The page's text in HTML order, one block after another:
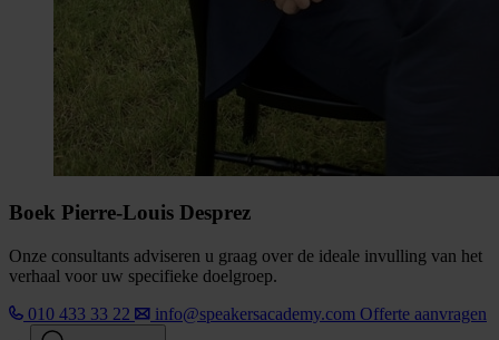
Boek Pierre-Louis Desprez
Onze consultants adviseren u graag over de ideale invulling van het
verhaal voor uw specifieke doelgroep.
010 433 33 22
info@speakersacademy.com Offerte aanvragen